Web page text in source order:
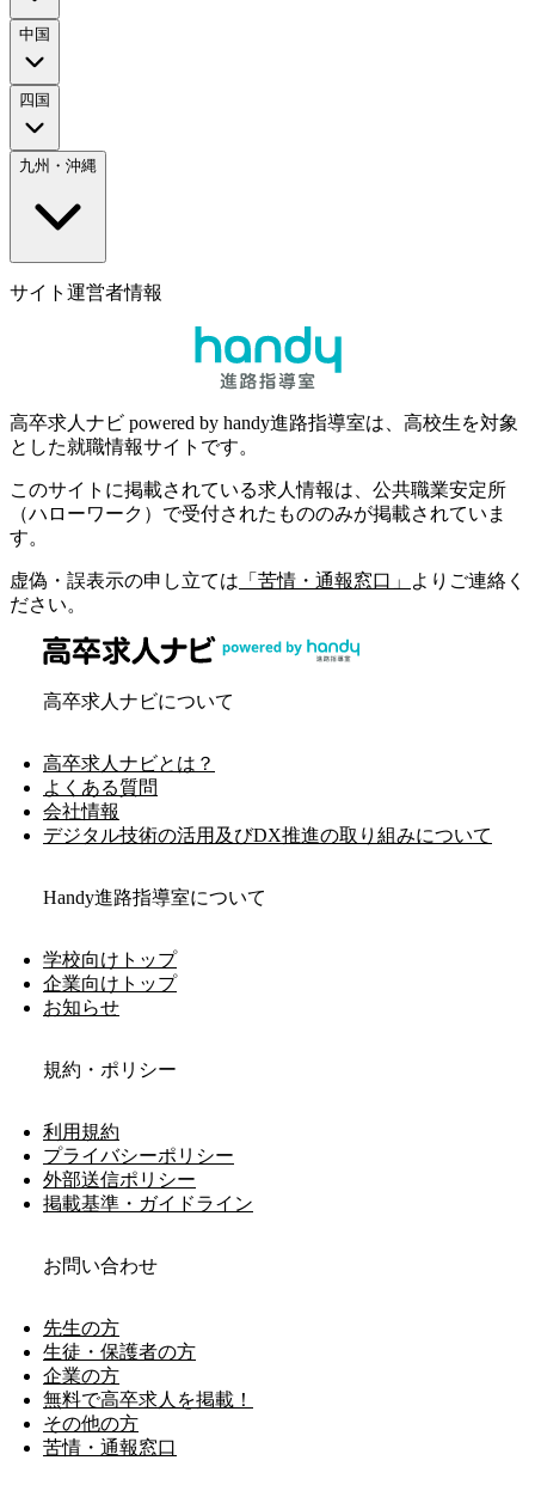
中国
四国
九州・沖縄
サイト運営者情報
高卒求人ナビ powered by handy進路指導室は、高校生を対象
とした就職情報サイトです。
このサイトに掲載されている求人情報は、公共職業安定所
（ハローワーク）で受付されたもののみが掲載されていま
す。
虚偽・誤表示の申し立ては 「苦情・通報窓口」
よりご連絡く
ださい。
高卒求人ナビについて
高卒求人ナビとは？
よくある質問
会社情報
デジタル技術の活用及びDX推進の取り組みについて
Handy進路指導室について
学校向けトップ
企業向けトップ
お知らせ
規約・ポリシー
利用規約
プライバシーポリシー
外部送信ポリシー
掲載基準・ガイドライン
お問い合わせ
先生の方
生徒・保護者の方
企業の方
無料で高卒求人を掲載！
その他の方
苦情・通報窓口